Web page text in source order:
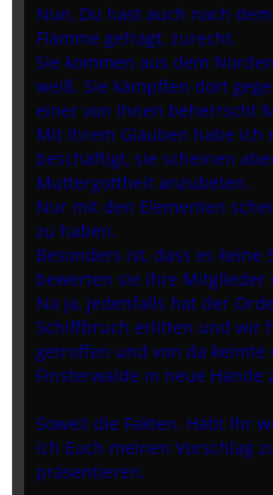
Nun, Du hast auch nach
Flamme gefragt, zurecht.
Sie kommen aus dem
weiß. Sie kämpften dort
einer von ihnen beherrscht
Mit ihrem Glauben habe ich
beschäftigt, sie scheinen
Muttergottheit anzubeten.
Nur mit den Elementen
zu haben.
Besonders ist, dass es
bewerten sie ihre Mitglieder
Na ja, jedenfalls hat der
Schiffbruch erlitten und wir
getroffen und von da keimte
Finsterwalde in neue Hände
Soweit die Fakten. Habt Ihr
ich Euch meinen Vorschlag
präsentieren.